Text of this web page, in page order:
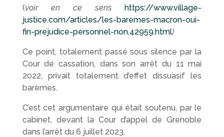
(voir en ce senshttps://www.village-
justice.com/articles/les-baremes-macron-oui-
fin-prejudice-personnel-non,42959.html)
Ce point, totalement passé sous silence par la
Cour de cassation, dans son arrêt du 11 mai
2022, privait totalement d’effet dissuasif les
barèmes.
C’est cet argumentaire qui était soutenu, par le
cabinet, devant la Cour d’appel de Grenoble
dans l’arrêt du 6 juillet 2023.